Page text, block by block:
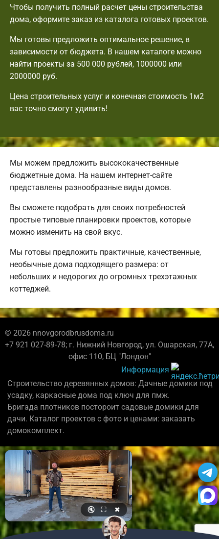
Чтобы получить полный расчет цены строительства
дома, оформите заказ из каталога готовых проектов.
Мы готовы предложить оптимальное решение, в
зависимости от бюджета. В нашем каталоге можно
найти проекты за 500 000 рублей, 1000000 или
2000000 руб.
Цена строительных услуг и конечная стоимость 1м2
вас точно смогут удивить!
Мы можем предложить высококачественные
бюджетные дома. На нашем интернет-сайте
представлены разнообразные виды домов.
Вы сможете подобрать для своих потребностей
простые типовые планировки проектов, которые
можно изменить на свой вкус.
Мы готовы предложить практичные, качественные,
необычные дома подходящего размера: от
небольших и недорогих до огромных трехэтажных
коттеджей.
© 2026 nnovgorodbrusdoma.ru
+7 921 027-89-78; г. Нижний Новгород, ул. Ошарская, 77А,
офис 110, БЦ "Лондон"
Информация
Строительство деревянных домов: Дачные домики под
усадку, каркасные дома под ключ для пмж.
Бригада плотников постороит садовые домики для
дачи. Каталог проектов с фото и ценами: заказать
домокомплект.
🔇 ⛶ ✖